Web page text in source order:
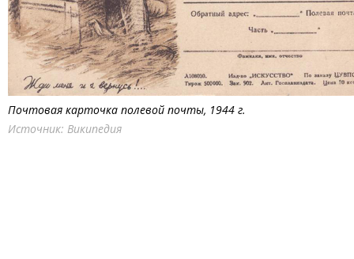
Почтовая карточка полевой почты, 1944 г.
Источник: Википедия